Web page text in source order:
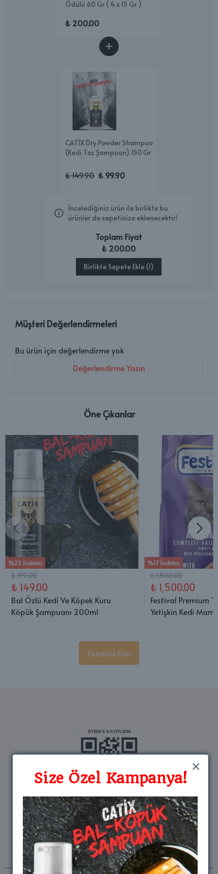
Ödülü 60 Gr ( 4 x 15 Gr )
₺ 200.00
CATİX Dry Powder Shampoo
(Kedi Toz Şampuan) 150 Gr
₺ 149.90 ₺ 99.90
İncelediğiniz ürün ile birlikte bu
ürünler de sepetinize eklenecektir!
Toplam Fiyat
₺ 200.00
Birlikte Sepete Ekle (1)
Müşteri Değerlendirmeleri
Bu ürün için değerlendirme yok
Değerlendirme Yazın
Öne Çıkanlar
%25 İndirim
₺ 199.00
₺ 149.00
Bal Özlü Kedi Ve Köpek Kuru
Köpük Şampuanı 200ml
%17 İndirim
₺ 1,800.00
₺ 1,500.00
Festival Premium
Yetişkin Kedi
Tümünü Gör
Bizi takip edin
Size Özel Kampanya!
Size Özel Kampanya!